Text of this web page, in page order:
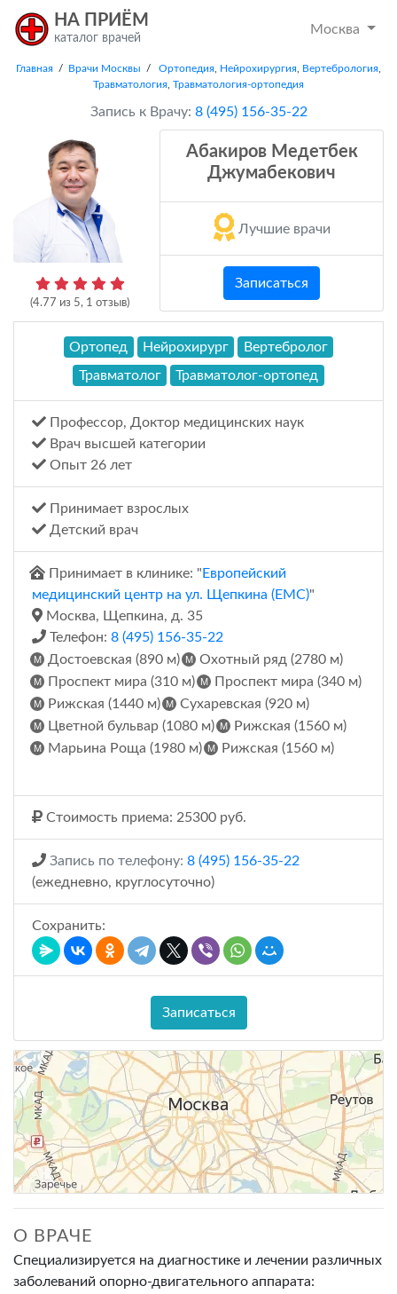
НА ПРИЁМ
каталог врачей
Москва
Главная / Врачи Москвы / Ортопедия Нейрохирургия Вертебрология
Травматология Травматология-ортопедия
Запись к Врачу: 8 (495) 156-35-22
(4.77 из 5, 1 отзыв)
Абакиров Медетбек
Джумабекович
Лучшие врачи
Записаться
Ортопед Нейрохирург
Вертебролог
Травматолог
Травматолог-ортопед
Профессор, Доктор медицинских наук
Врач высшей категории
Опыт 26 лет
Принимает взрослых
Детский врач
Принимает в клинике: " Европейский
медицинский центр на ул. Щепкина (ЕМС)"
Москва, Щепкина, д. 35
Телефон: 8 (495) 156-35-22
Достоевская (890 м)
Охотный ряд (2780 м)
Проспект мира (310 м)
Проспект мира (340 м)
Рижская (1440 м)
Сухаревская (920 м)
Цветной бульвар (1080 м)
Рижская (1560 м)
Марьина Роща (1980 м)
Рижская (1560 м)
Стоимость приема: 25300 руб.
Запись по телефону: 8 (495) 156-35-22
(ежедневно, круглосуточно)
Сохранить:
Записаться
О ВРАЧЕ
Специализируется на диагностике и лечении различных
заболеваний опорно-двигательного аппарата: